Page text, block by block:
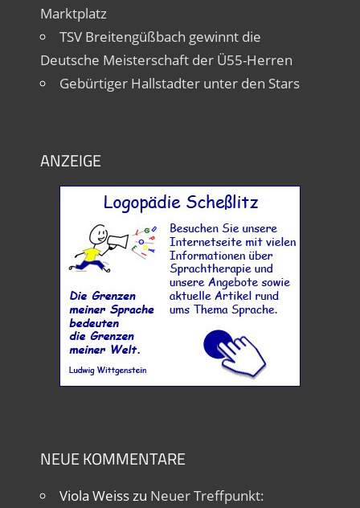
Marktplatz
TSV Breitengüßbach gewinnt die
Deutsche Meisterschaft der Ü55-Herren
Gebürtiger Hallstadter unter den Stars
ANZEIGE
NEUE KOMMENTARE
Viola Weisszu Neuer Treffpunkt: